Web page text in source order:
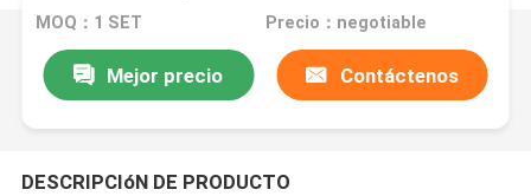
MOQ：1 SET Precio：negotiable
Mejor precio Contáctenos
DESCRIPCIóN DE PRODUCTO